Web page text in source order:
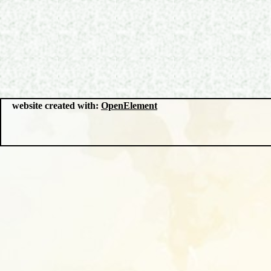
website created with: OpenElement